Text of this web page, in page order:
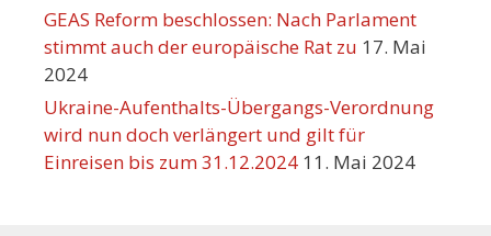
GEAS Reform beschlossen: Nach Parlament
stimmt auch der europäische Rat zu 17. Mai
2024
Ukraine-Aufenthalts-Übergangs-Verordnung
wird nun doch verlängert und gilt für
Einreisen bis zum 31.12.2024 11. Mai 2024